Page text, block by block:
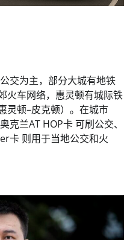
交为主，部分大城有地铁
火车网络，惠灵顿有城际铁
灵顿–皮克顿）。在城市
克兰AT HOP卡 可刷公交、
卡 则用于当地公交和火